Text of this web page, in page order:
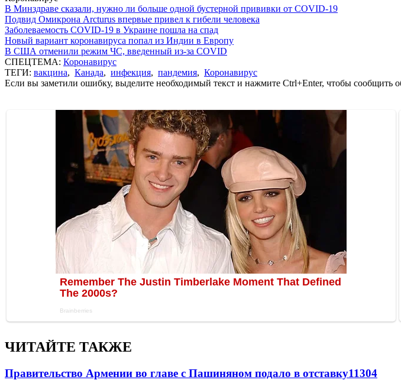
В Минздраве сказали, нужно ли больше одной бустерной прививки от COVID-19
Подвид Омикрона Arcturus впервые привел к гибели человека
Заболеваемость COVID-19 в Украине пошла на спад
Новый вариант коронавируса попал из Индии в Европу
В США отменили режим ЧС, введенный из-за COVID
СПЕЦТЕМА: Коронавирус
ТЕГИ: вакцина, Канада, инфекция, пандемия, Коронавирус
Если вы заметили ошибку, выделите необходимый текст и нажмите Ctrl+Enter, чтобы сообщить
ЧИТАЙТЕ ТАКЖЕ
Правительство Армении во главе с Пашиняном подало в отставку11304